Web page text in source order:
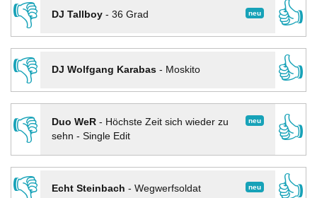
👎 neu
DJ Tallboy- 36 Grad
👍
👎
DJ Wolfgang Karabas- Moskito
👍
👎
neu
Duo WeR- Höchste Zeit sich wieder zu
sehn - Single Edit
👍
👎
neu
Echt Steinbach - Wegwerfsoldat
👍